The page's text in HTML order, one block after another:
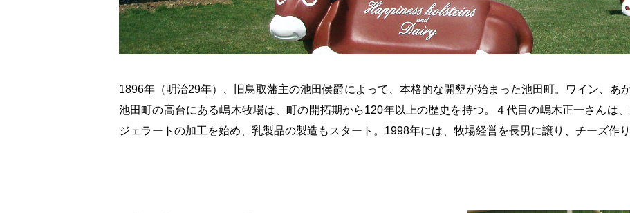
1896年（明治29年）、旧鳥取藩主の池田侯爵によって、本格的な開墾が始まった池田町。ワイン、あ
池田町の高台にある嶋木牧場は、町の開拓期から120年以上の歴史を持つ。４代目の嶋木正一さんは
ジェラートの加工を始め、乳製品の製造もスタート。1998年には、牧場経営を長男に譲り、チーズ作り